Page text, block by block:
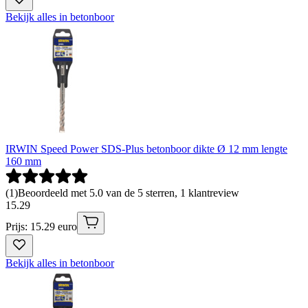
Bekijk alles in betonboor
IRWIN Speed Power SDS-Plus betonboor dikte Ø 12 mm lengte
160 mm
(1)Beoordeeld met 5.0 van de 5 sterren, 1 klantreview
15.29
Prijs: 15.29 euro
Bekijk alles in betonboor